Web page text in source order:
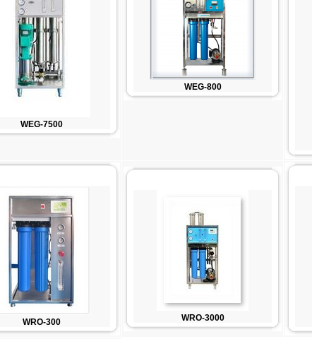
WEG-7500
WEG-800
WRO-300 WRO-3000